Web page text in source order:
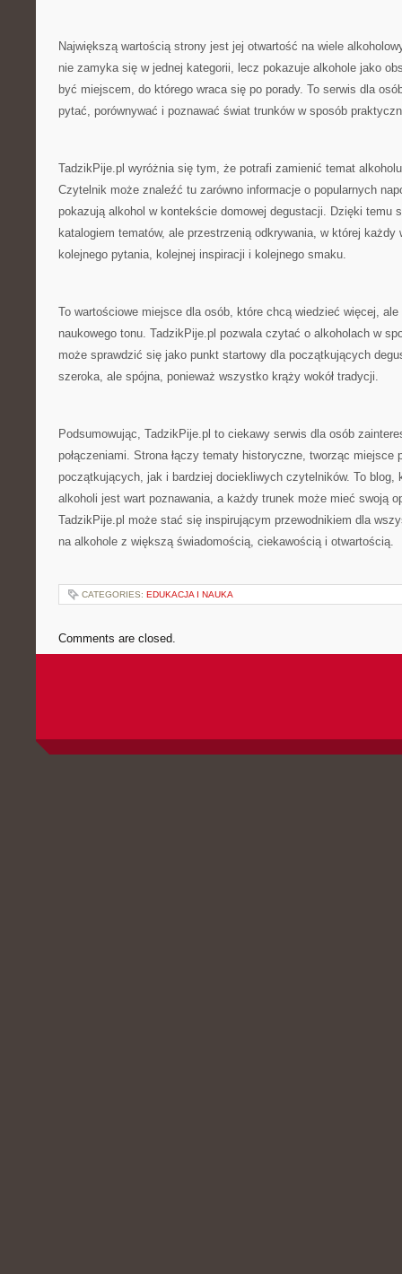
Największą wartością strony jest jej otwartość na wiele
nie zamyka się w jednej kategorii, lecz pokazuje alkohole jako
być miejscem, do którego wraca się po porady. To serwis dla
pytać, porównywać i poznawać świat trunków w sposób
TadzikPije.pl wyróżnia się tym, że potrafi zamienić temat
Czytelnik może znaleźć tu zarówno informacje o popularnych
pokazują alkohol w kontekście domowej degustacji. Dzięki temu
katalogiem tematów, ale przestrzenią odkrywania, w której każdy
kolejnego pytania, kolejnej inspiracji i kolejnego smaku.
To wartościowe miejsce dla osób, które chcą wiedzieć więcej,
naukowego tonu. TadzikPije.pl pozwala czytać o alkoholach w
może sprawdzić się jako punkt startowy dla początkujących
szeroka, ale spójna, ponieważ wszystko krąży wokół tradycji.
Podsumowując, TadzikPije.pl to ciekawy serwis dla osób
połączeniami. Strona łączy tematy historyczne, tworząc miejsce
początkujących, jak i bardziej dociekliwych czytelników. To blog,
alkoholi jest wart poznawania, a każdy trunek może mieć swoją
TadzikPije.pl może stać się inspirującym przewodnikiem dla
na alkohole z większą świadomością, ciekawością i otwartością.
CATEGORIES: EDUKACJA I NAUKA
Comments are closed.